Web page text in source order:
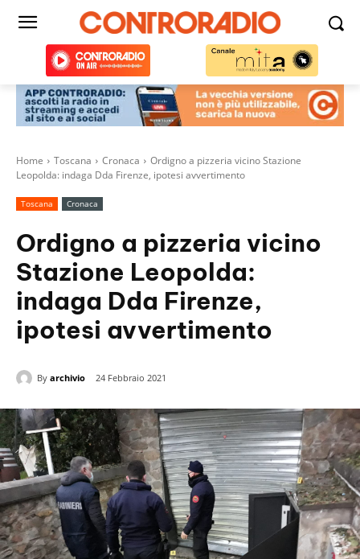
Home Toscana Cronaca
Ordigno a pizzeria vicino Stazione
Leopolda: indaga Dda Firenze, ipotesi avvertimento
Toscana Cronaca
Ordigno a pizzeria vicino
Stazione Leopolda:
indaga Dda Firenze,
ipotesi avvertimento
By archivio 24 Febbraio 2021